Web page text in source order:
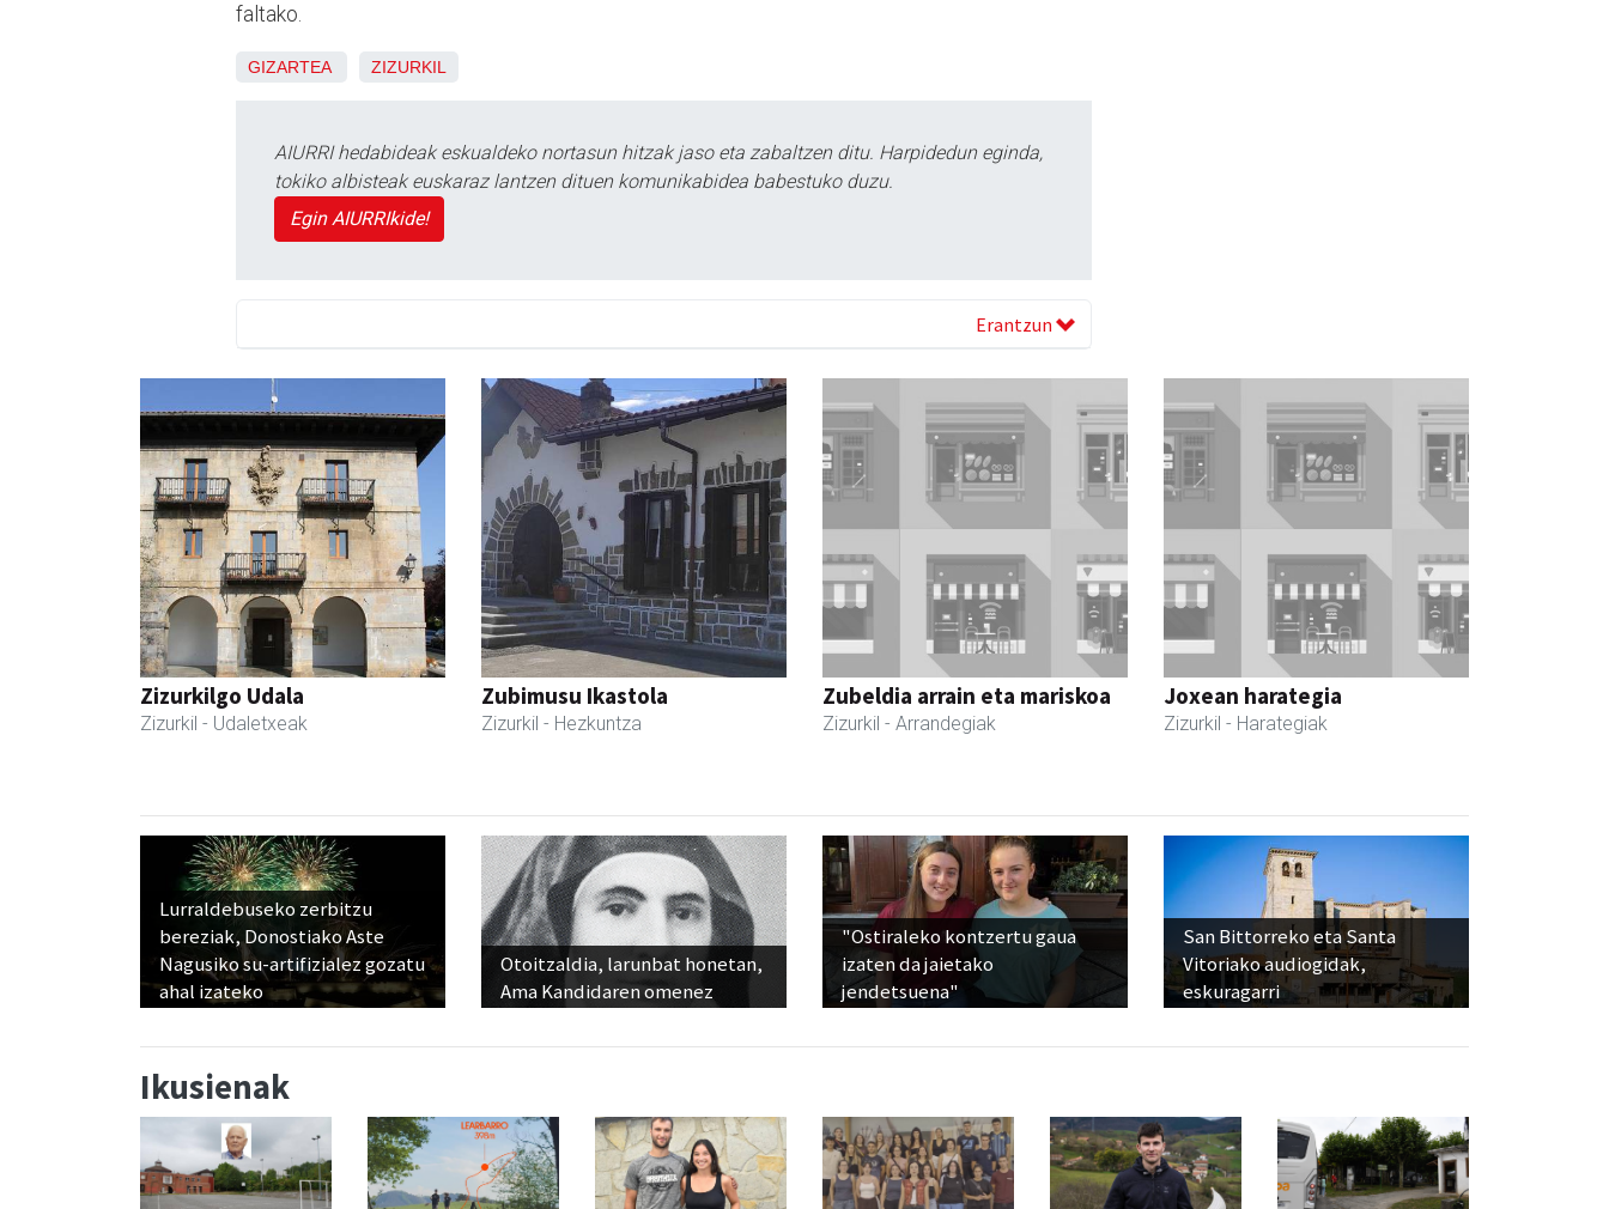
faltako.
GIZARTEA ZIZURKIL
AIURRI hedabideak eskualdeko nortasun hitzak jaso eta zabaltzen ditu. Harpidedun eginda,
tokiko albisteak euskaraz lantzen dituen komunikabidea babestuko duzu.
Egin AIURRIkide!
Erantzun
Zizurkilgo Udala
Zizurkil - Udaletxeak
Zubimusu Ikastola
Zizurkil - Hezkuntza
Zubeldia arrain eta mariskoa
Zizurkil - Arrandegiak
Joxean harategia
Zizurkil - Harategiak
Lurraldebuseko zerbitzu
bereziak, Donostiako Aste
Nagusiko su-artifizialez gozatu
ahal izateko
Otoitzaldia, larunbat honetan,
Ama Kandidaren omenez
"Ostiraleko kontzertu gaua
izaten da jaietako
jendetsuena"
San Bittorreko eta Santa
Vitoriako audiogidak,
eskuragarri
Ikusienak